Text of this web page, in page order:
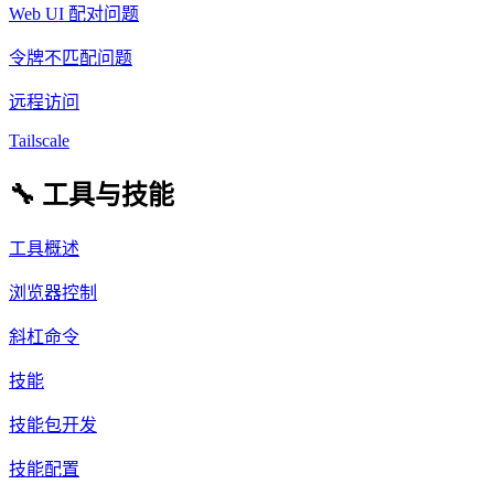
Web UI 配对问题
令牌不匹配问题
远程访问
Tailscale
🔧 工具与技能
工具概述
浏览器控制
斜杠命令
技能
技能包开发
技能配置